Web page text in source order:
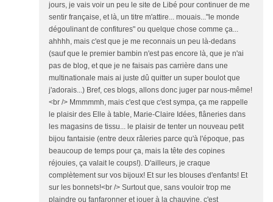
jours, je vais voir un peu le site de Libé pour continuer de me
sentir française, et là, un titre m'attire... mouais..."le monde
dégoulinant de confitures" ou quelque chose comme ça...
ahhhh, mais c'est que je me reconnais un peu là-dedans
(sauf que le premier bambin n'est pas encore là, que je n'ai
pas de blog, et que je ne faisais pas carrière dans une
multinationale mais ai juste dû quitter un super boulot que
j'adorais...) Bref, ces blogs, allons donc juger par nous-même!
<br /> Mmmmmh, mais c'est que c'est sympa, ça me rappelle
le plaisir des Elle à table, Marie-Claire Idées, flâneries dans
les magasins de tissu... le plaisir de tenter un nouveau petit
bijou fantaisie (entre deux râleries parce qu'à l'époque, pas
beaucoup de temps pour ça, mais la tête des copines
réjouies, ça valait le coups!). D'ailleurs, je craque
complètement sur vos bijoux! Et sur les blouses d'enfants! Et
sur les bonnets!<br /> Surtout que, sans vouloir trop me
plaindre ou fanfaronner et jouer à la chauvine, c'est